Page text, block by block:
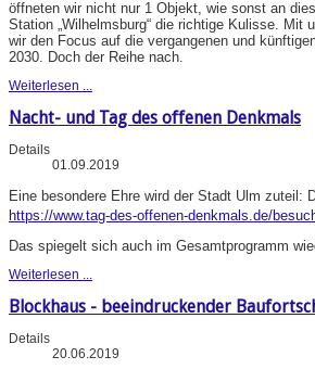
öffneten wir nicht nur 1 Objekt, wie sonst an
Station „Wilhelmsburg“ die richtige Kulisse.
wir den Focus auf die vergangenen und
2030. Doch der Reihe nach.
Weiterlesen ...
Nacht- und Tag des offenen Denkmals
Details
01.09.2019
Eine besondere Ehre wird der Stadt Ulm zuteil:
https://www.tag-des-offenen-denkmals.de/
Das spiegelt sich auch im Gesamtprogramm
Weiterlesen ...
Blockhaus - beeindruckender
Details
20.06.2019